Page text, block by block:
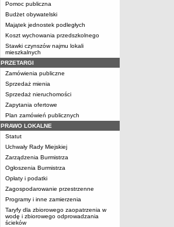
Pomoc publiczna
Budżet obywatelski
Majątek jednostek podległych
Koszt wychowania przedszkolnego
Stawki czynszów najmu lokali
mieszkalnych
PRZETARGI
Zamówienia publiczne
Sprzedaż mienia
Sprzedaż nieruchomości
Zapytania ofertowe
Plan zamówień publicznych
PRAWO LOKALNE
Statut
Uchwały Rady Miejskiej
Zarządzenia Burmistrza
Ogłoszenia Burmistrza
Opłaty i podatki
Zagospodarowanie przestrzenne
Programy i inne zamierzenia
Taryfy dla zbiorowego zaopatrzenia w
wodę i zbiorowego odprowadzania
ścieków